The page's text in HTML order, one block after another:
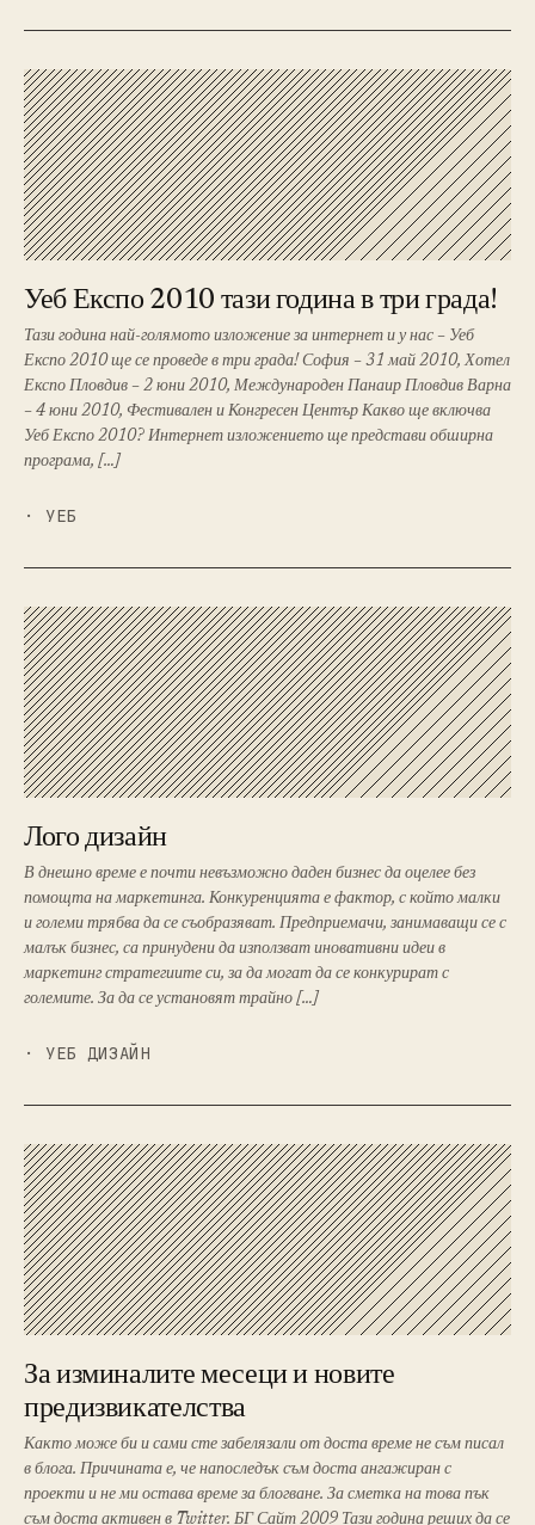
Уеб Експо 2010 тази година в три града!
Тази година най-голямото изложение за интернет и у нас – Уеб
Експо 2010 ще се проведе в три града! София – 31 май 2010, Хотел
Експо Пловдив – 2 юни 2010, Международен Панаир Пловдив Варна
– 4 юни 2010, Фестивален и Конгресен Център Какво ще включва
Уеб Експо 2010? Интернет изложението ще представи обширна
програма, […]
· УЕБ
Лого дизайн
В днешно време е почти невъзможно даден бизнес да оцелее без
помощта на маркетинга. Конкуренцията е фактор, с който малки
и големи трябва да се съобразяват. Предприемачи, занимаващи се с
малък бизнес, са принудени да използват иновативни идеи в
маркетинг стратегиите си, за да могат да се конкурират с
големите. За да се установят трайно […]
· УЕБ ДИЗАЙН
За изминалите месеци и новите
предизвикателства
Както може би и сами сте забелязали от доста време не съм писал
в блога. Причината е, че напоследък съм доста ангажиран с
проекти и не ми остава време за блогване. За сметка на това пък
съм доста активен в Twitter. БГ Сайт 2009 Тази година реших да се